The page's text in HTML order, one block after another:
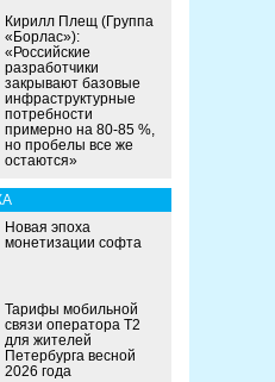
Кирилл Плещ (Группа
«Борлас»):
«Российские
разработчики
закрывают базовые
инфраструктурные
потребности
примерно на 80-85 %,
но пробелы все же
остаются»
Новая эпоха
монетизации софта
Тарифы мобильной
связи оператора Т2
для жителей
Петербурга весной
2026 года